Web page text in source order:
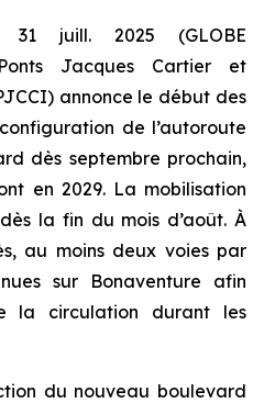
31 juill. 2025 (GLOBE
Jacques Cartier et
annonce le début des
de l’autoroute
dès septembre prochain,
en 2029. La mobilisation
la fin du mois d’août. À
au moins deux voies par
sur Bonaventure afin
la circulation durant les
du nouveau boulevard